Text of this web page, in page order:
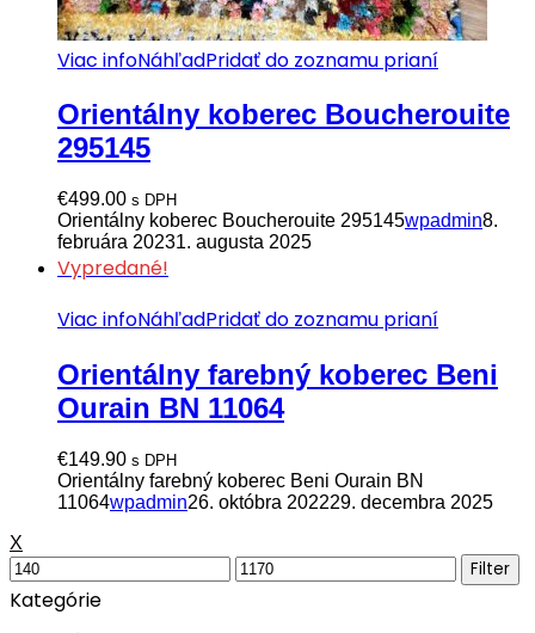
Viac infoNáhľadPridať do zoznamu prianí
Orientálny koberec Boucherouite
295145
€499.00 s DPH
Orientálny koberec Boucherouite 295145wpadmin8.
februára 20231. augusta 2025
Vypredané!
Viac infoNáhľadPridať do zoznamu prianí
Orientálny farebný koberec Beni
Ourain BN 11064
€149.90 s DPH
Orientálny farebný koberec Beni Ourain BN
11064wpadmin26. októbra 202229. decembra 2025
X
Minimálna
cena
Maximálna
cena
Filter
Kategórie